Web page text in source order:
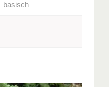
basisch